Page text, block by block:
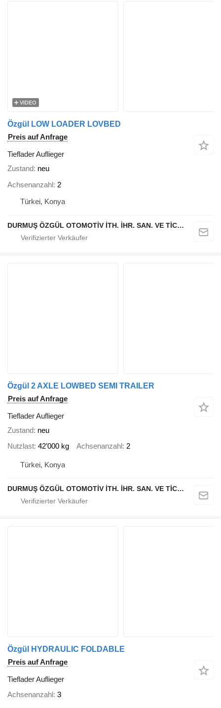
VIDEO
Özgül LOW LOADER LOVBED
Preis auf Anfrage
Tieflader Auflieger
Zustand neu
Achsenanzahl 2
Türkei, Konya
DURMUŞ ÖZGÜL OTOMOTİV İTH. İHR. SAN. VE TİC. A.Ş
Özgül 2 AXLE LOWBED SEMI TRAILER
Preis auf Anfrage
Tieflader Auflieger
Zustand neu
Nutzlast 42’000 kg Achsenanzahl 2
Türkei, Konya
DURMUŞ ÖZGÜL OTOMOTİV İTH. İHR. SAN. VE TİC. A.Ş
Özgül HYDRAULIC FOLDABLE
Preis auf Anfrage
Tieflader Auflieger
Achsenanzahl 3